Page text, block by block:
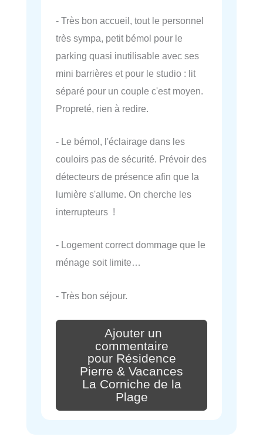
- Très bon accueil, tout le personnel
très sympa, petit bémol pour le
parking quasi inutilisable avec ses
mini barrières et pour le studio : lit
séparé pour un couple c'est moyen.
Propreté, rien à redire.
- Le bémol, l'éclairage dans les
couloirs pas de sécurité. Prévoir des
détecteurs de présence afin que la
lumière s'allume. On cherche les
interrupteurs !
- Logement correct dommage que le
ménage soit limite…
- Très bon séjour.
Ajouter un
commentaire
pour Résidence
Pierre & Vacances
La Corniche de la
Plage